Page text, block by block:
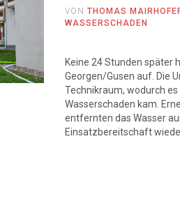
VONTHOMAS
WASSERSCHADEN
Keine 24 Stunden später
Georgen/Gusen auf. Die
Technikraum, wodurch
Wasserschaden kam.
entfernten das Wasser
Einsatzbereitschaft